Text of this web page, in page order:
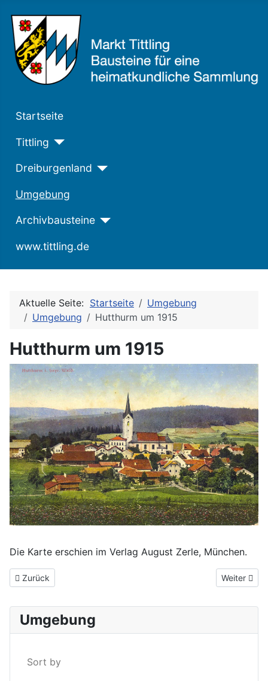
Startseite
Tittling
Dreiburgenland
Umgebung
Archivbausteine
www.tittling.de
Aktuelle Seite: Startseite
Umgebung
Umgebung
Hutthurm um 1915
Hutthurm um 1915
Die Karte erschien im Verlag August Zerle, München.
Vorheriger Beitrag: Das Distrikts-Krankenhaus Hutthurm um 1919
Zurück Nächster
Weiter
Umgebung
Sort by